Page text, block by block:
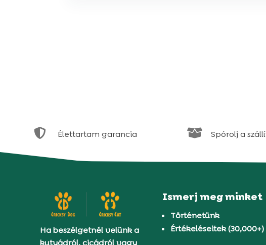
 Élettartam garancia  Spórolj a
Ha beszélgetnél velünk a
kutyádról, cicádról vagy
Ismerj meg minket
Történetünk
Értékeléseitek (30,000+)